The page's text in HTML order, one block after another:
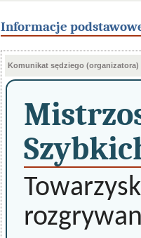
Informacje
Komunikat sędziego (organizatora)